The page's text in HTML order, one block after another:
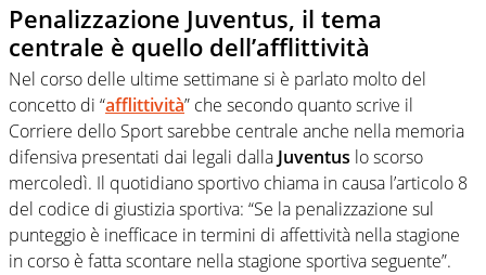
Penalizzazione Juventus, il tema
centrale è quello dell’afflittività
Nel corso delle ultime settimane si è parlato molto del
concetto di “afflittività” che secondo quanto scrive il
Corriere dello Sport sarebbe centrale anche nella memoria
difensiva presentati dai legali dalla Juventus lo scorso
mercoledì. Il quotidiano sportivo chiama in causa l’articolo 8
del codice di giustizia sportiva: “Se la penalizzazione sul
punteggio è inefficace in termini di affettività nella stagione
in corso è fatta scontare nella stagione sportiva seguente”.